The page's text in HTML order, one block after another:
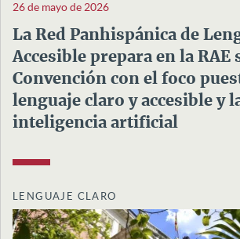
26 de mayo de 2026
La Red Panhispánica de
Accesible prepara en la RAE
Convención con el foco
lenguaje claro y accesible y
inteligencia artificial
LENGUAJE CLARO